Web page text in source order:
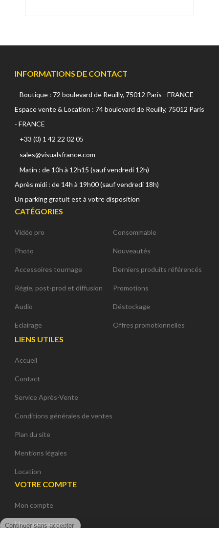
INFORMATIONS DE CONTACT
Boutique : 72 boulevard de Reuilly, 75012 Paris - FRANCE
Espace vente & Location : 74 boulevard de Reuilly, 75012 Paris
- FRANCE
+33 (0) 1 42 22 02 05
sales@visualsfrance.com
Matin : de 10h à 12h15 (sauf vendredi 12h)
Après midi : de 14h à 19h00 (sauf vendredi 18h)
Un parking gratuit est à votre disposition
CATÉGORIES
Vidéo pro
Photo
Accessoires tournage
Régie, post-prod et diffusion
Audio
Eclairage
Consommable
Nouveautés
Derniers produits référencés
Promotions
Déstockage
Offres promotionnelles
LIENS UTILES
Accueil
Contact
Service Après-Vente
Conditions générales de ventes
Plan du site
Mentions légales
Location
VOTRE COMPTE
Mon compte
Mes commandes
Continuer sans accepter